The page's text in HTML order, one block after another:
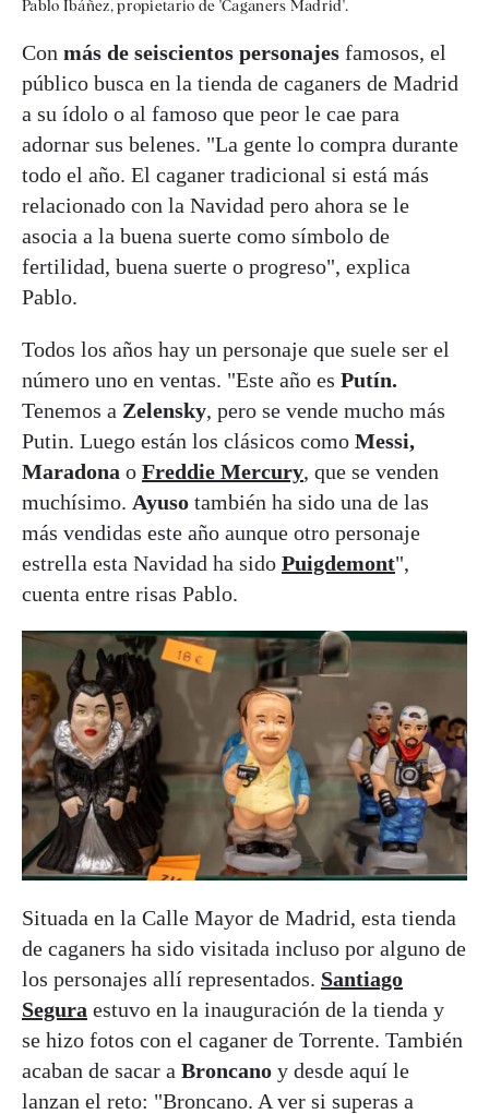
Pablo Ibáñez, propietario de 'Caganers Madrid'.
Con más de seiscientos personajes famosos, el
público busca en la tienda de caganers de Madrid
a su ídolo o al famoso que peor le cae para
adornar sus belenes. "La gente lo compra durante
todo el año. El caganer tradicional si está más
relacionado con la Navidad pero ahora se le
asocia a la buena suerte como símbolo de
fertilidad, buena suerte o progreso", explica
Pablo.
Todos los años hay un personaje que suele ser el
número uno en ventas. "Este año es Putín.
Tenemos a Zelensky, pero se vende mucho más
Putin. Luego están los clásicos como Messi,
Maradona o Freddie Mercury, que se venden
muchísimo. Ayuso también ha sido una de las
más vendidas este año aunque otro personaje
estrella esta Navidad ha sido Puigdemont",
cuenta entre risas Pablo.
Situada en la Calle Mayor de Madrid, esta tienda
de caganers ha sido visitada incluso por alguno de
los personajes allí representados. Santiago
Segura estuvo en la inauguración de la tienda y
se hizo fotos con el caganer de Torrente. También
acaban de sacar a Broncano y desde aquí le
lanzan el reto: "Broncano. A ver si superas a